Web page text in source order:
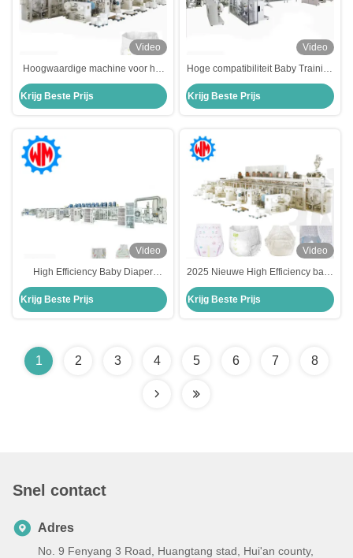
Video
Hoogwaardige machine voor het
maken van babytrainingsbroekjes
voor een soepele en snelle
productie
Krijg Beste Prijs
Video
Hoge compatibiliteit Baby Training
Broek Productielijn Laag
operationeel Risico
Krijg Beste Prijs
Video
High Efficiency Baby Diaper
Machine Low Noise Diaper
Manufacturing Plant
Krijg Beste Prijs
Video
2025 Nieuwe High Efficiency baby
training broek maken machine
met professionele fabriek
Krijg Beste Prijs
1 2 3 4 5 6 7 8
Snel contact
Adres
No. 9 Fenyang 3 Road, Huangtang stad, Hui'an county,